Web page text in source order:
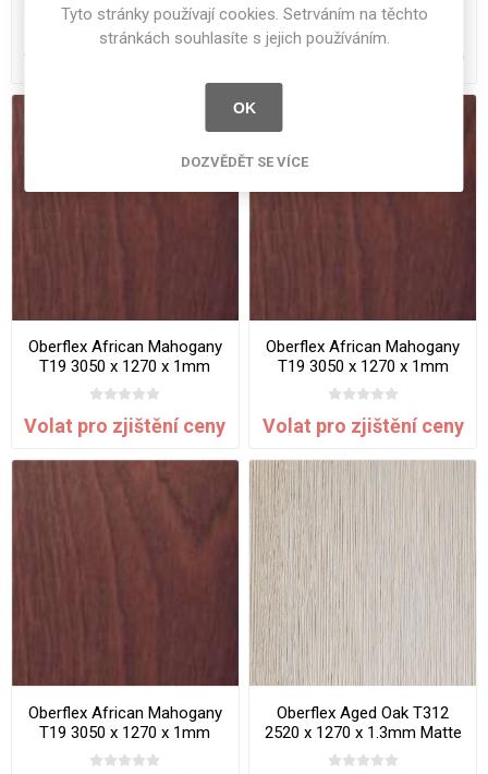
Relief
Volat pro zjištění ceny
Satin
Volat pro zjištění ceny
Oberflex African Mahogany
T19 3050 x 1270 x 1mm
Matte
Volat pro zjištění ceny
Oberflex African Mahogany
T19 3050 x 1270 x 1mm
Relief
Volat pro zjištění ceny
Oberflex African Mahogany
T19 3050 x 1270 x 1mm
Satin
Oberflex Aged Oak T312
2520 x 1270 x 1.3mm Matte
Clawed Wood
Tyto stránky používají cookies. Setrváním na těchto
stránkách souhlasíte s jejich používáním.
OK
DOZVĚDĚT SE VÍCE